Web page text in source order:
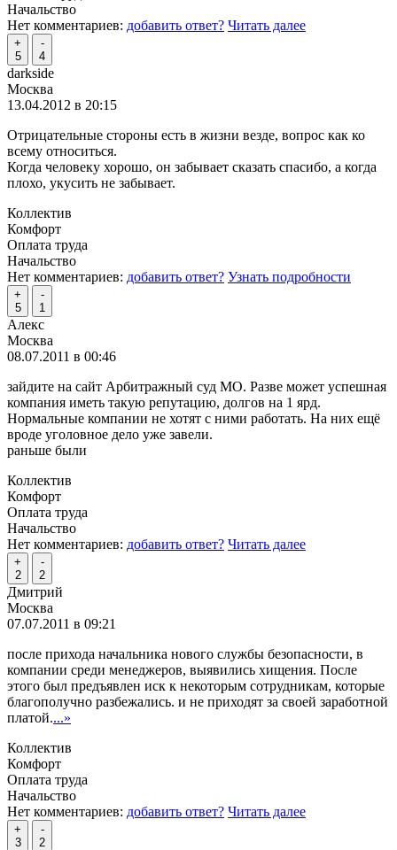
Начальство
Нет комментариев: добавить ответ? Читать далее
+
5
-
4
darkside
Москва
13.04.2012 в 20:15
Отрицательные стороны есть в жизни везде, вопрос как ко
всему относиться.
Когда человеку хорошо, он забывает сказать спасибо, а когда
плохо, укусить не забывает.
Коллектив
Комфорт
Оплата труда
Начальство
Нет комментариев: добавить ответ? Узнать подробности
+
5
-
1
Алекс
Москва
08.07.2011 в 00:46
зайдите на сайт Арбитражный суд МО. Разве может успешная
компания иметь такую репутацию, долгов на 1 ярд.
Нормальные компании не хотят с ними работать. На них ещё
вроде уголовное дело уже завели.
раньше были
Коллектив
Комфорт
Оплата труда
Начальство
Нет комментариев: добавить ответ? Читать далее
+
2
-
2
Дмитрий
Москва
07.07.2011 в 09:21
после прихода начальника нового службы безопасности, в
компании среди менеджеров, выявились хищения. После
этого был предъявлен иск к некоторым сотрудникам, которые
благополучно разбежались. и не приходят за своей заработной
платой....»
Коллектив
Комфорт
Оплата труда
Начальство
Нет комментариев: добавить ответ? Читать далее
+
3
-
2